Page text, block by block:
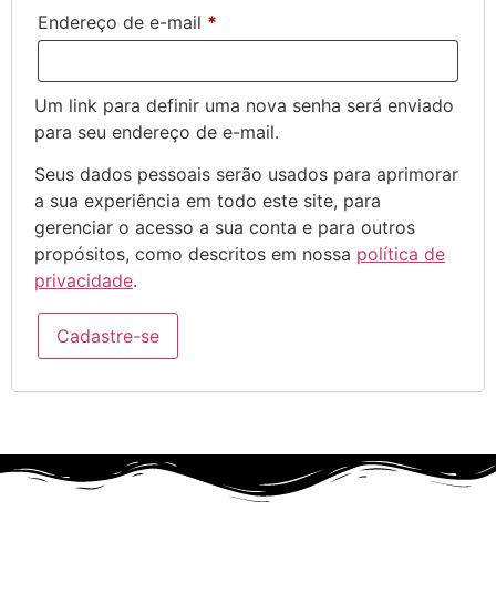
Endereço de e-mail *
Um link para definir uma nova senha será enviado
para seu endereço de e-mail.
Seus dados pessoais serão usados para aprimorar
a sua experiência em todo este site, para
gerenciar o acesso a sua conta e para outros
propósitos, como descritos em nossa política de
privacidade.
Cadastre-se